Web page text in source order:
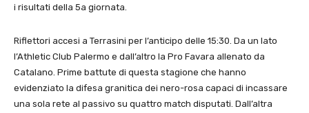
i risultati della 5a giornata.
Riflettori accesi a Terrasini per l’anticipo delle 15:30. Da un lato
l’Athletic Club Palermo e dall’altro la Pro Favara allenato da
Catalano. Prime battute di questa stagione che hanno
evidenziato la difesa granitica dei nero-rosa capaci di incassare
una sola rete al passivo su quattro match disputati. Dall’altra